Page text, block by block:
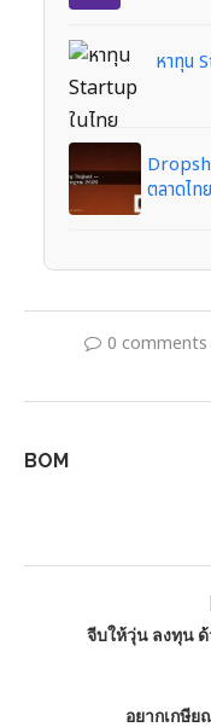
หาทุน
ตลาดไทย
0 comments
BOM
จีบให้วุ่น ลงทุน
อยากเกษีย